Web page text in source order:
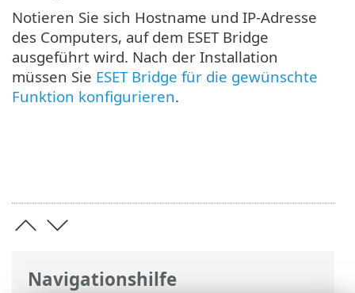
Navigationshilfe
Notieren Sie sich Hostname und IP-Adresse
des Computers, auf dem ESET Bridge
ausgeführt wird. Nach der Installation
müssen Sie ESET Bridge für die gewünschte
Funktion konfigurieren.